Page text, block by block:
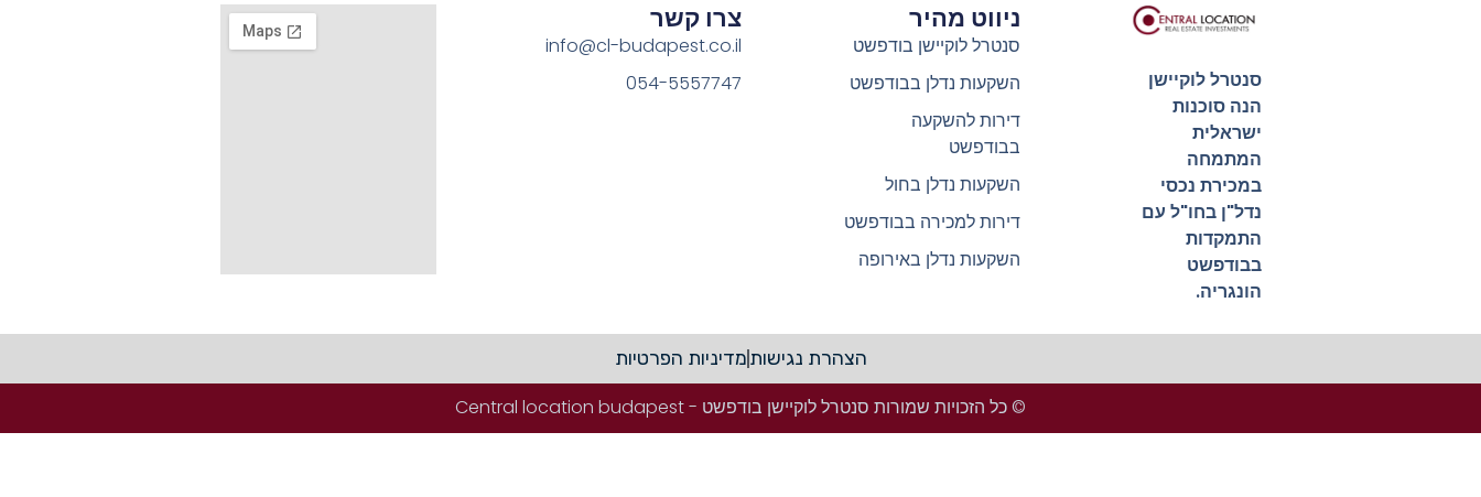
סנטרל לוקיישן
הנה סוכנות
ישראלית
המתמחה
במכירת נכסי
נדל"ן בחו"ל עם
התמקדות
בבודפשט
הונגריה.
ניווט מהיר
סנטרל לוקיישן בודפשט
השקעות נדלן בבודפשט
דירות להשקעה
בבודפשט
השקעות נדלן בחול
דירות למכירה בבודפשט
השקעות נדלן באירופה
צרו קשר
info@cl-budapest.co.il
054-5557747
הצהרת נגישותמדיניות הפרטיות
© כל הזכויות שמורות סנטרל לוקיישן בודפשט - Central location budapest